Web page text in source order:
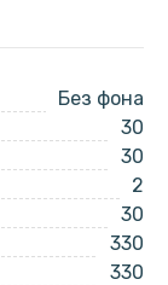
Без фона
30
30
2
30
330
330